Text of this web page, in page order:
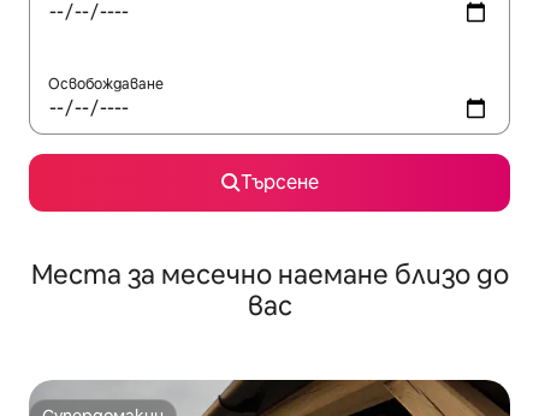
Освобождаване
Търсене
Места за месечно наемане близо до
вас